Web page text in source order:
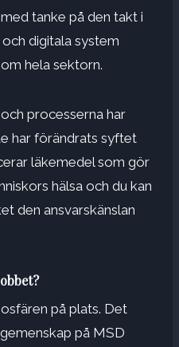
tanke på den takt i
digitala system
hela sektorn.
processerna har
har förändrats syftet
läkemedel som gör
hälsa och du kan
den ansvarskänslan
på plats. Det
på MSD